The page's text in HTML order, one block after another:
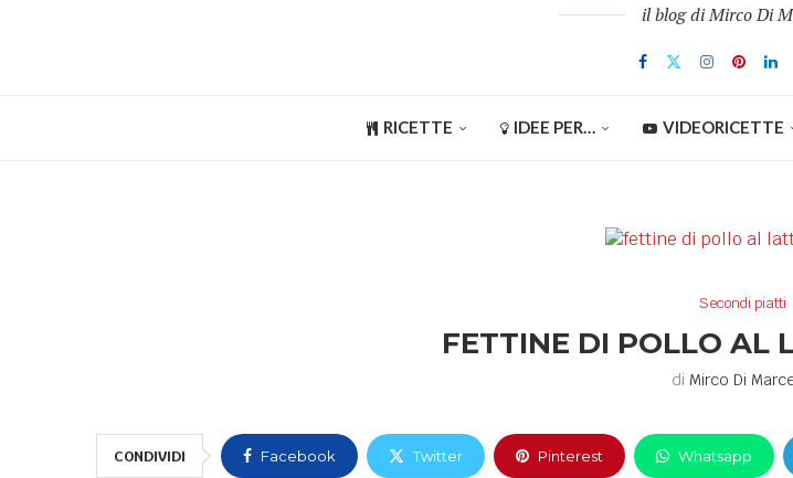
il blog di Mirco Di
RICETTE IDEE PER… VIDEORICETTE
Secondi piatti
FETTINE DI POLLO AL
di Mirco Di
CONDIVIDI Facebook Twitter Pinterest Whatsapp